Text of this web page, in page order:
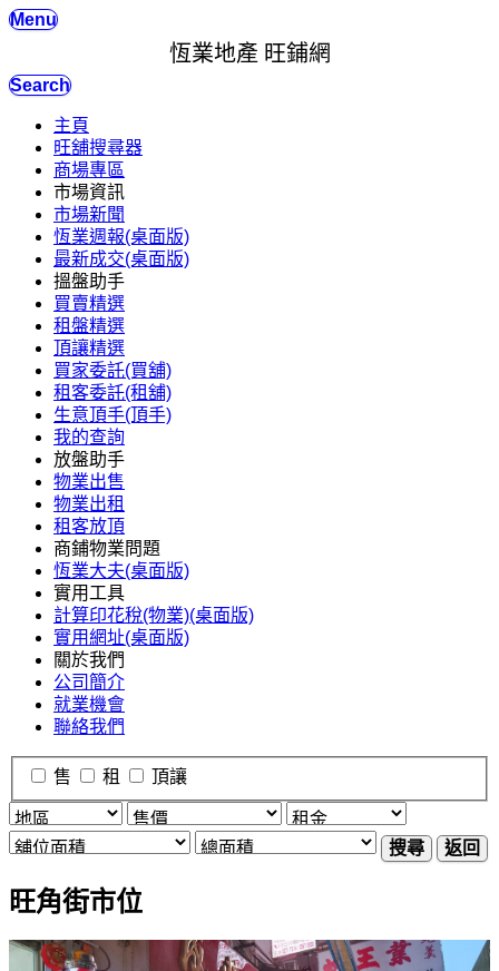
Menu
恆業地產 旺鋪網
Search
主頁
旺舖搜尋器
商場專區
市場資訊
市場新聞
恆業週報(桌面版)
最新成交(桌面版)
搵盤助手
買賣精選
租盤精選
頂讓精選
買家委託(買舖)
租客委託(租舖)
生意頂手(頂手)
我的查詢
放盤助手
物業出售
物業出租
租客放頂
商鋪物業問題
恆業大夫(桌面版)
實用工具
計算印花稅(物業)(桌面版)
實用網址(桌面版)
關於我們
公司簡介
就業機會
聯絡我們
售 租 頂讓
搜尋 返回
旺角街市位